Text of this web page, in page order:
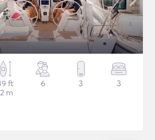
ft
m
6 3 3